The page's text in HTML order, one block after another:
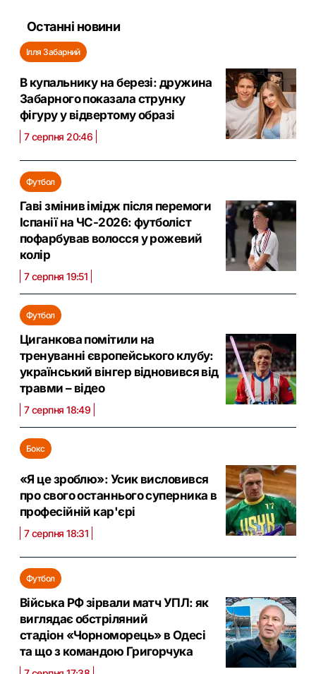
Останні новини
Ілля Забарний
В купальнику на березі: дружина
Забарного показала струнку
фігуру у відвертому образі
7 серпня 20:46
Футбол
Гаві змінив імідж після перемоги
Іспанії на ЧС-2026: футболіст
пофарбував волосся у рожевий
колір
7 серпня 19:51
Футбол
Циганкова помітили на
тренуванні європейського клубу:
український вінгер відновився від
травми – відео
7 серпня 18:49
Бокс
«Я це зроблю»: Усик висловився
про свого останнього суперника в
професійній кар'єрі
7 серпня 18:31
Футбол
Війська РФ зірвали матч УПЛ: як
виглядає обстріляний
стадіон «Чорноморець» в Одесі
та що з командою Григорчука